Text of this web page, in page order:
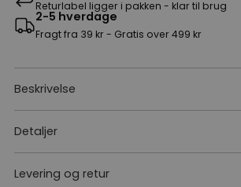
Returlabel ligger i pakken - klar til brug
2-5 hverdage
Fragt fra 39 kr - Gratis over 499 kr
Beskrivelse
Detaljer
Levering og retur